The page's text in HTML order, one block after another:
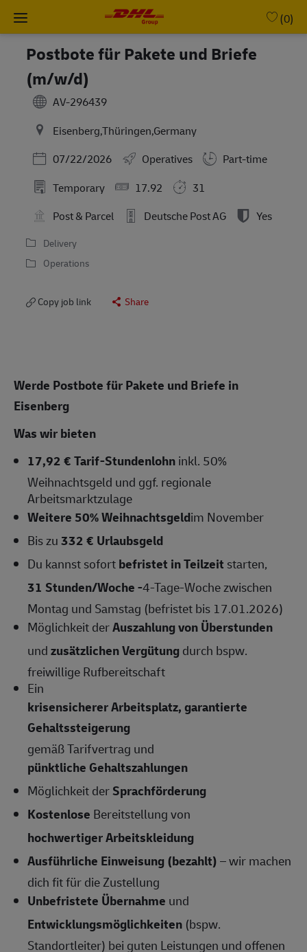
Skip to main content
(0)
Postbote für Pakete und Briefe
(m/w/d)
AV-296439
Eisenberg,Thüringen,Germany
Posted Date
07/22/2026 Operatives
Part-time
Temporary
17.92
31
Post & Parcel
Deutsche Post AG Yes
Delivery
Operations
Copy job link Share
Werde Postbote für Pakete und Briefe in
Eisenberg
Was wir bieten
17,92 € Tarif-Stundenlohninkl. 50%
Weihnachtsgeld und ggf. regionale
Arbeitsmarktzulage
Weitere 50% Weihnachtsgeldim November
Bis zu332 € Urlaubsgeld
Du kannst sofortbefristet in Teilzeit starten,
31 Stunden/Woche -4-Tage-Woche zwischen
Montag und Samstag (befristet bis 17.01.2026)
Möglichkeit derAuszahlung von Überstunden
undzusätzlichen Vergütungdurch bspw.
freiwillige Rufbereitschaft
Ein
krisensicherer Arbeitsplatz, garantierte
Gehaltssteigerung
gemäß Tarifvertrag und
pünktliche Gehaltszahlungen
Möglichkeit derSprachförderung
Kostenlose Bereitstellung von
hochwertiger Arbeitskleidung
Ausführliche Einweisung (bezahlt)– wir machen
dich fit für die Zustellung
Unbefristete Übernahme und
Entwicklungsmöglichkeiten (bspw.
Standortleiter) bei guten Leistungen und offenen